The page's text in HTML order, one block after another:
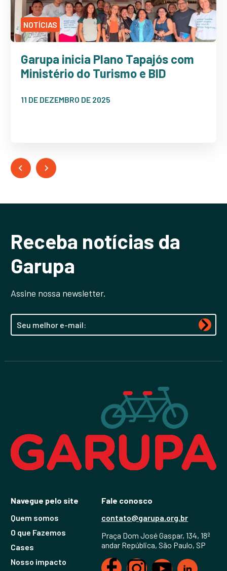
NOTÍCIAS
Garupa inicia Plano Tapajós com
Ministério do Turismo e BID
11 DE DEZEMBRO DE 2025
Receba notícias da
Garupa
Assine nossa newsletter.
Navegue pelo site
Quem somos
O que Fazemos
Cases
Nosso impacto
Fale conosco
contato@garupa.org.br
Praça Dom José Gaspar, 134, 18º
andar República, São Paulo, SP